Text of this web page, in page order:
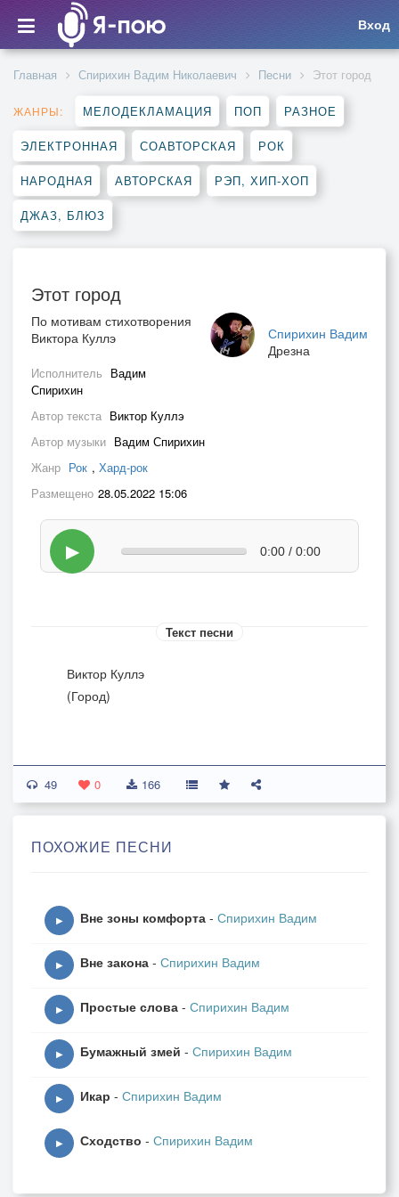
Вход
Главная Спирихин Вадим Николаевич Песни Этот город
ЖАНРЫ: МЕЛОДЕКЛАМАЦИЯ ПОП РАЗНОЕ
ЭЛЕКТРОННАЯ СОАВТОРСКАЯ РОК
НАРОДНАЯ АВТОРСКАЯ РЭП, ХИП-ХОП
ДЖАЗ, БЛЮЗ
Этот город
Спирихин Вадим
Дрезна
По мотивам стихотворения
Виктора Куллэ
Исполнитель Вадим
Спирихин
Автор текста Виктор Куллэ
Автор музыки Вадим Спирихин
Жанр Рок , Хард-рок
Размещено 28.05.2022 15:06
▶ 0:00 / 0:00
Текст песни
Виктор Куллэ
(Город)
Как забыть эти брови вразлёт,
Беззащитные перед бедою?
Я глотаю расплавленный лёд,
Этот город, в котором зима –
49 0 166
ПОХОЖИЕ ПЕСНИ
▶ Вне зоны комфорта - Спирихин Вадим
▶ Вне закона - Спирихин Вадим
▶ Простые слова - Спирихин Вадим
▶ Бумажный змей - Спирихин Вадим
▶ Икар - Спирихин Вадим
▶ Сходство - Спирихин Вадим